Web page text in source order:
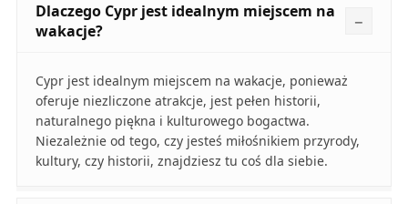
Dlaczego Cypr jest idealnym miejscem na
wakacje?
Cypr jest idealnym miejscem na wakacje, ponieważ
oferuje niezliczone atrakcje, jest pełen historii,
naturalnego piękna i kulturowego bogactwa.
Niezależnie od tego, czy jesteś miłośnikiem przyrody,
kultury, czy historii, znajdziesz tu coś dla siebie.